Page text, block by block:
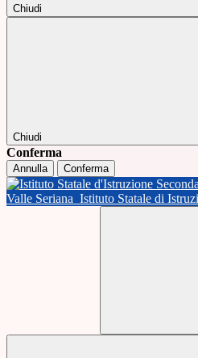
Chiudi
Chiudi
Conferma
Annulla Conferma
Valle Seriana Istituto Statale di